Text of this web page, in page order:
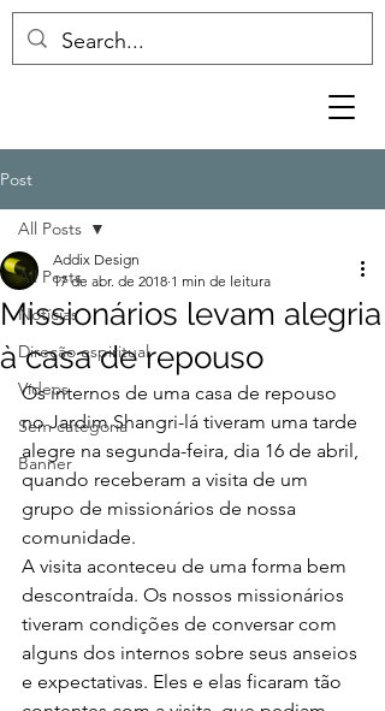
Post
All Posts
Notícias
Direção espiritual
Vídeos
Sem categoria
Banner
All Posts
Missionários levam alegria
à casa de repouso
Addix Design
17 de abr. de 2018 1 min de leitura
Os internos de uma casa de repouso
no Jardim Shangri-lá tiveram uma tarde
alegre na segunda-feira, dia 16 de abril,
quando receberam a visita de um
grupo de missionários de nossa
comunidade.
A visita aconteceu de uma forma bem
descontraída. Os nossos missionários
tiveram condições de conversar com
alguns dos internos sobre seus anseios
e expectativas. Eles e elas ficaram tão